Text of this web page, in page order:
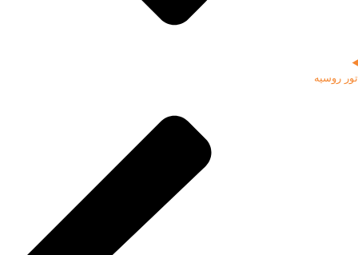
تور روسیه